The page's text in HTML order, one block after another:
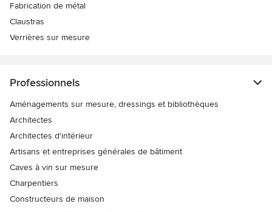
Fabrication de métal
Claustras
Verrières sur mesure
Professionnels
Aménagements sur mesure, dressings et bibliothèques
Architectes
Architectes d'intérieur
Artisans et entreprises générales de bâtiment
Caves à vin sur mesure
Charpentiers
Constructeurs de maison